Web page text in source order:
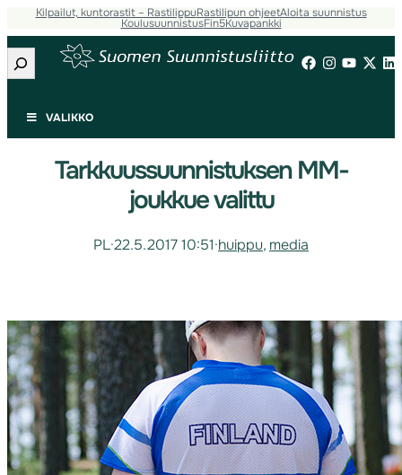
Kilpailut, kuntorastit – RastilippuRastilipun ohjeetAloita suunnistus
KoulusuunnistusFin5Kuvapankki
Etsi
VALIKKO
Tarkkuussuunnistuksen MM-
joukkue valittu
PL·22.5.2017 10:51·huippu, media